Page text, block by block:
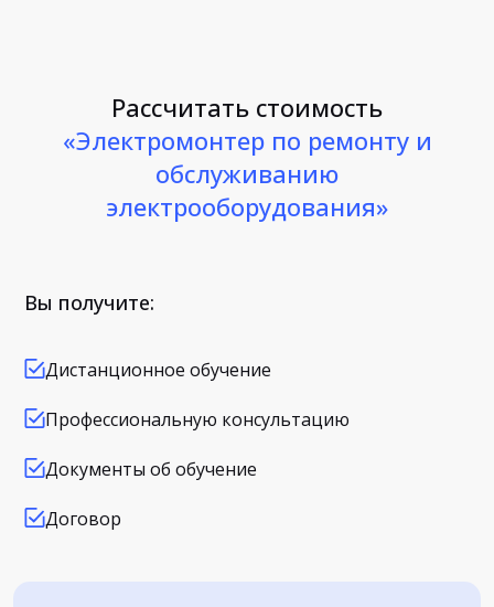
Рассчитать стоимость
«Электромонтер по ремонту и
обслуживанию
электрооборудования»
Вы получите:
Дистанционное обучение
Профессиональную консультацию
Документы об обучение
Договор